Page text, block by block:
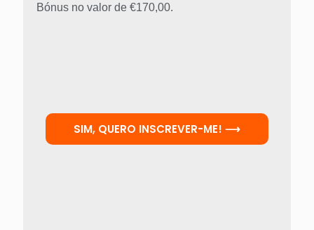
Bónus no valor de €170,00.
SIM, QUERO INSCREVER-ME! ⟶